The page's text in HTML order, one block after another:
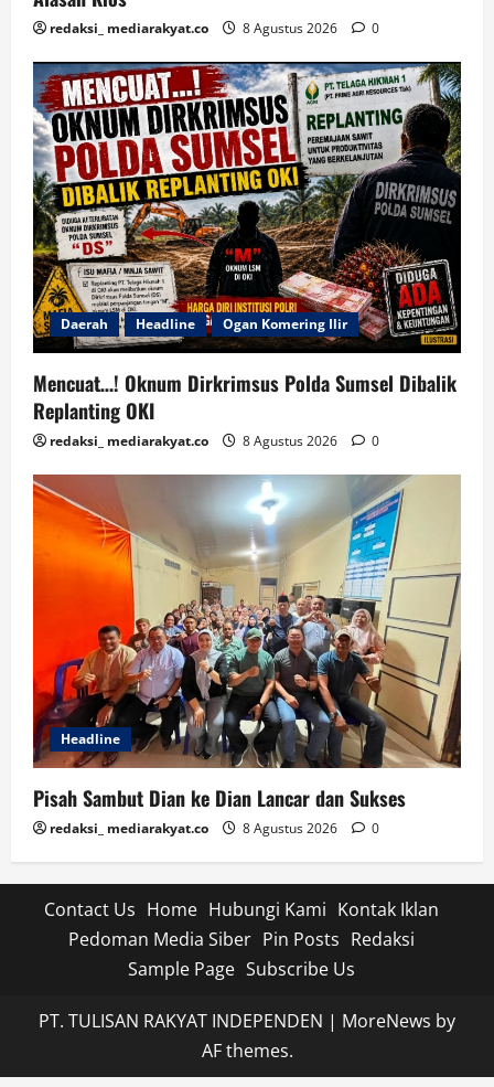
redaksi_ mediarakyat.co 8 Agustus 2026 0
Daerah Headline Ogan Komering Ilir
Mencuat…! Oknum Dirkrimsus Polda Sumsel Dibalik
Replanting OKI
redaksi_ mediarakyat.co 8 Agustus 2026 0
Headline
Pisah Sambut Dian ke Dian Lancar dan Sukses
redaksi_ mediarakyat.co 8 Agustus 2026 0
Contact Us Home Hubungi Kami Kontak Iklan
Pedoman Media Siber Pin Posts Redaksi
Sample Page Subscribe Us
PT. TULISAN RAKYAT INDEPENDEN | MoreNews by
AF themes.